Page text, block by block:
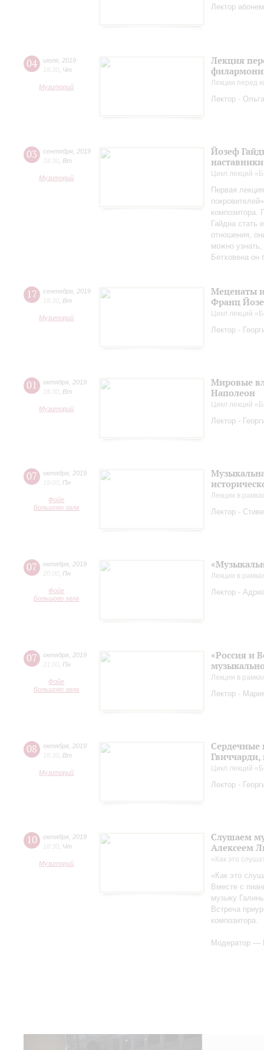
Лектор
04 июля 2019
18:30 Чт
Музиторий
Лекция
Лекции перед
Лектор -
03 сентября 2019
18:30 Вт
Музиторий
Йозеф
Цикл лекций
Первая
композитора.
Гайдна стать
отношения,
можно
Бетховена
17 сентября 2019
18:30 Вт
Музиторий
Меценаты
Франц
Цикл лекций
Лектор -
01 октября 2019
18:30 Вт
Музиторий
Мировые
Наполеон
Цикл лекций
Лектор -
07 октября 2019
19:00 Пн
Фойе
Большого зала
Лекции в
Лектор -
07 октября 2019
20:00 Пн
Фойе
Большого зала
Лекции в
Лектор -
07 октября 2019
21:00 Пн
Фойе
Большого зала
«Россия и
Лекции в
Лектор -
08 октября 2019
18:30 Вт
Музиторий
Сердечные
Цикл лекций
Лектор -
10 октября 2019
18:30 Чт
Музиторий
Слушаем
Алексеем
«Как это
«Как это
Вместе с
музыку
Встреча
композитора.
Модератор —